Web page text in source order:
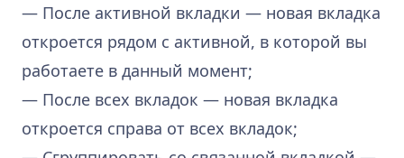
— После активной вкладки — новая вкладка
откроется рядом с активной, в которой вы
работаете в данный момент;
— После всех вкладок — новая вкладка
откроется справа от всех вкладок;